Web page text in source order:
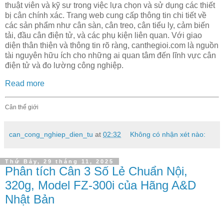
thuật viên và kỹ sư trong việc lựa chọn và sử dụng các thiết
bị cân chính xác. Trang web cung cấp thông tin chi tiết về
các sản phẩm như cân sàn, cân treo, cân tiểu ly, cảm biến
tải, đầu cân điện tử, và các phụ kiện liên quan. Với giao
diện thân thiện và thông tin rõ ràng, canthegioi.com là nguồn
tài nguyên hữu ích cho những ai quan tâm đến lĩnh vực cân
điện tử và đo lường công nghiệp.
Read more
Cân thế giới
can_cong_nghiep_dien_tu at 02:32 Không có nhận xét nào:
Thứ Bảy, 29 tháng 11, 2025
Phân tích Cân 3 Số Lẻ Chuẩn Nội,
320g, Model FZ-300i của Hãng A&D
Nhật Bản